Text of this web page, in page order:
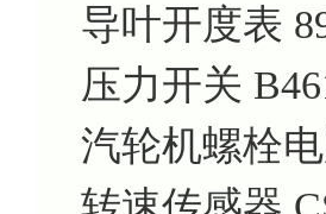
导叶开度表
压力开关
汽轮机螺栓